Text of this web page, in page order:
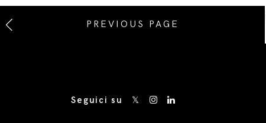
PREVIOUS PAGE
Seguici su